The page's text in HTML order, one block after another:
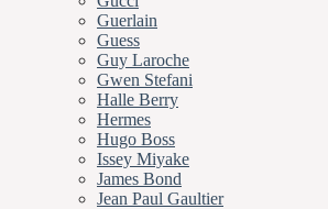
Guerlain
Guess
Guy Laroche
Gwen Stefani
Halle Berry
Hermes
Hugo Boss
Issey Miyake
James Bond
Jean Paul Gaultier